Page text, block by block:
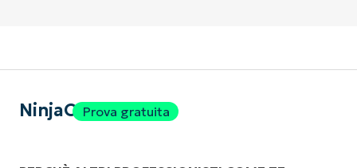
NinjaOneProva gratuita